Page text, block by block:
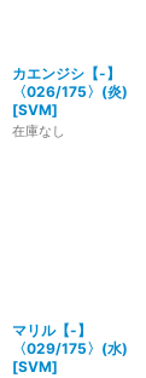
カエンジシ【-】
〈026/175〉(炎)
[SVM]
在庫なし
マリル【-】
〈029/175〉(水)
[SVM]